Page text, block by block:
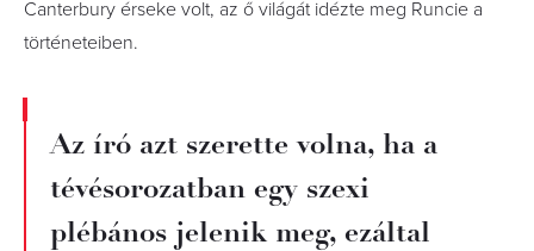
Canterbury érseke volt, az ő világát idézte meg Runcie a
történeteiben.
Az író azt szerette volna, ha a
tévésorozatban egy szexi
plébános jelenik meg, ezáltal